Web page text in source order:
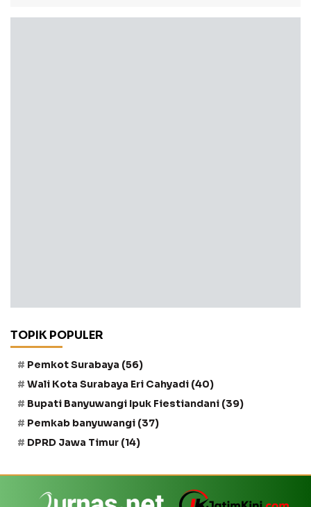
TOPIK POPULER
Pemkot Surabaya (56)
Wali Kota Surabaya Eri Cahyadi (40)
Bupati Banyuwangi Ipuk Fiestiandani (39)
Pemkab banyuwangi (37)
DPRD Jawa Timur (14)